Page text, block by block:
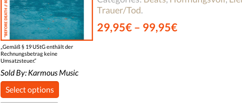
„Gemäß § 19 UStG enthält der
Rechnungsbetrag keine
Umsatzsteuer.“
Sold By: Karmous Music
Select options
Trauer/Tod.
29,95€– 99,95€